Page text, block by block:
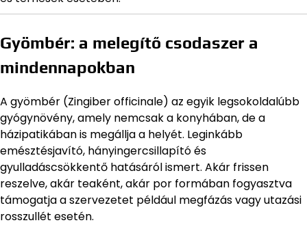
Gyömbér: a melegítő csodaszer a
mindennapokban
A gyömbér (Zingiber officinale) az egyik legsokoldalúbb
gyógynövény, amely nemcsak a konyhában, de a
házipatikában is megállja a helyét. Leginkább
emésztésjavító, hányingercsillapító és
gyulladáscsökkentő hatásáról ismert. Akár frissen
reszelve, akár teaként, akár por formában fogyasztva
támogatja a szervezetet például megfázás vagy utazási
rosszullét esetén.